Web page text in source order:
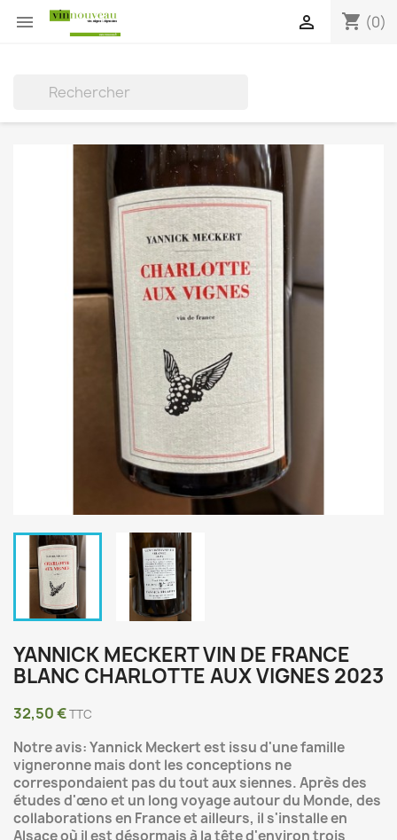
 shopping_cart (0)


YANNICK MECKERT VIN DE FRANCE
BLANC CHARLOTTE AUX VIGNES 2023
32,50 €TTC
Notre avis: Yannick Meckert est issu d'une famille
vigneronne mais dont les conceptions ne
correspondaient pas du tout aux siennes. Après des
études d'œno et un long voyage autour du Monde, des
collaborations en France et ailleurs, il s'installe en
Alsace où il est désormais à la tête d'environ trois